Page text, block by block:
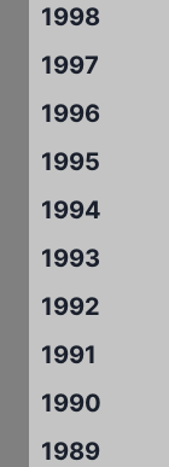
1998
1997
1996
1995
1994
1993
1992
1991
1990
1989